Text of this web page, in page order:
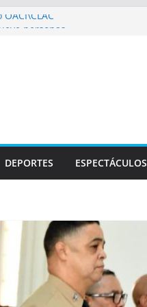
de calidad ISO
médico
DEPORTES ESPECTÁCULOS